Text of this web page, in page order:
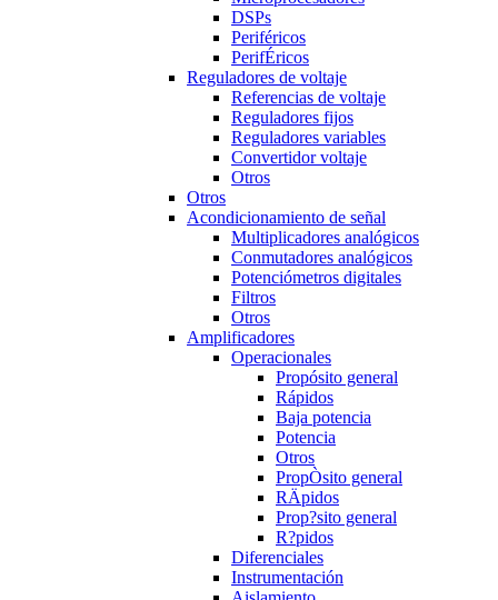
DSPs
Periféricos
PerifÉricos
Reguladores de voltaje
Referencias de voltaje
Reguladores fijos
Reguladores variables
Convertidor voltaje
Otros
Otros
Acondicionamiento de señal
Multiplicadores analógicos
Conmutadores analógicos
Potenciómetros digitales
Filtros
Otros
Amplificadores
Operacionales
Propósito general
Rápidos
Baja potencia
Potencia
Otros
PropÒsito general
RÄpidos
Prop?sito general
R?pidos
Diferenciales
Instrumentación